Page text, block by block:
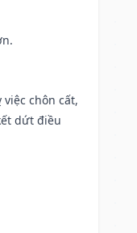
chôn cất,
dứt điều